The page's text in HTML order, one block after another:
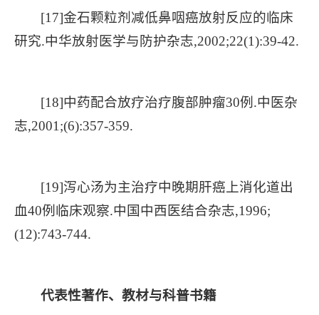
[17]金石颗粒剂减低鼻咽癌放射反应的临床
研究.中华放射医学与防护杂志,2002;22(1):39-42.
[18]中药配合放疗治疗腹部肿瘤30例.中医杂
志,2001;(6):357-359.
[19]泻心汤为主治疗中晚期肝癌上消化道出
血40例临床观察.中国中西医结合杂志,1996;
(12):743-744.
代表性著作、教材与科普书籍